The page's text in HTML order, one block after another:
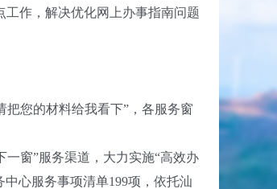
工作，解决优化网上办事指南问题
您的材料给我看下”，各服务窗
窗”服务渠道，大力实施“高效办
心服务事项清单199项，依托汕